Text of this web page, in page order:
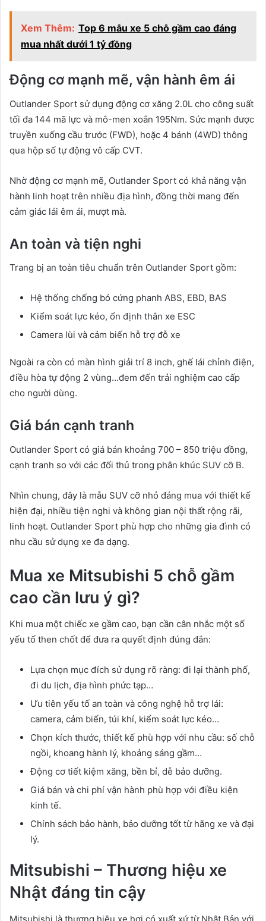
Xem Thêm: Top 6 mẫu xe 5 chỗ gầm cao đáng
mua nhất dưới 1 tỷ đồng
Động cơ mạnh mẽ, vận hành êm ái
Outlander Sport sử dụng động cơ xăng 2.0L cho công suất
tối đa 144 mã lực và mô-men xoắn 195Nm. Sức mạnh được
truyền xuống cầu trước (FWD), hoặc 4 bánh (4WD) thông
qua hộp số tự động vô cấp CVT.
Nhờ động cơ mạnh mẽ, Outlander Sport có khả năng vận
hành linh hoạt trên nhiều địa hình, đồng thời mang đến
cảm giác lái êm ái, mượt mà.
An toàn và tiện nghi
Trang bị an toàn tiêu chuẩn trên Outlander Sport gồm:
Hệ thống chống bó cứng phanh ABS, EBD, BAS
Kiểm soát lực kéo, ổn định thân xe ESC
Camera lùi và cảm biến hỗ trợ đỗ xe
Ngoài ra còn có màn hình giải trí 8 inch, ghế lái chỉnh điện,
điều hòa tự động 2 vùng…đem đến trải nghiệm cao cấp
cho người dùng.
Giá bán cạnh tranh
Outlander Sport có giá bán khoảng 700 – 850 triệu đồng,
cạnh tranh so với các đối thủ trong phân khúc SUV cỡ B.
Nhìn chung, đây là mẫu SUV cỡ nhỏ đáng mua với thiết kế
hiện đại, nhiều tiện nghi và không gian nội thất rộng rãi,
linh hoạt. Outlander Sport phù hợp cho những gia đình có
nhu cầu sử dụng xe đa dạng.
Mua xe Mitsubishi 5 chỗ gầm
cao cần lưu ý gì?
Khi mua một chiếc xe gầm cao, bạn cần cân nhắc một số
yếu tố then chốt để đưa ra quyết định đúng đắn:
Lựa chọn mục đích sử dụng rõ ràng: đi lại thành phố,
đi du lịch, địa hình phức tạp…
Ưu tiên yếu tố an toàn và công nghệ hỗ trợ lái:
camera, cảm biến, túi khí, kiểm soát lực kéo…
Chọn kích thước, thiết kế phù hợp với nhu cầu: số chỗ
ngồi, khoang hành lý, khoảng sáng gầm…
Động cơ tiết kiệm xăng, bền bỉ, dễ bảo dưỡng.
Giá bán và chi phí vận hành phù hợp với điều kiện
kinh tế.
Chính sách bảo hành, bảo dưỡng tốt từ hãng xe và đại
lý.
Mitsubishi – Thương hiệu xe
Nhật đáng tin cậy
Mitsubishi là thương hiệu xe hơi có xuất xứ từ Nhật Bản với